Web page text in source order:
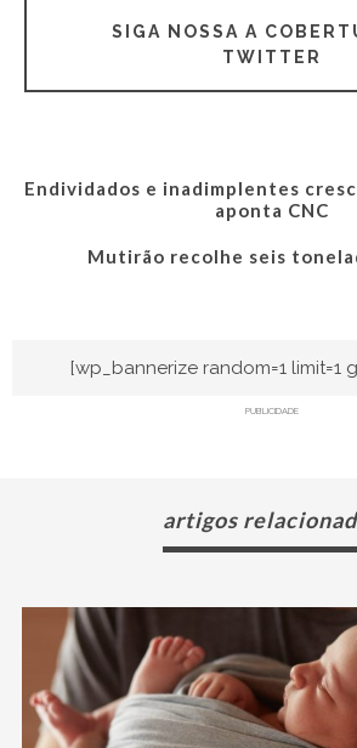
SIGA NOSSA A
TWITTER
Endividados e inadimplentes
aponta CNC
Mutirão recolhe seis
[wp_bannerize random=1 limit=1
PUBLICIDADE
artigos